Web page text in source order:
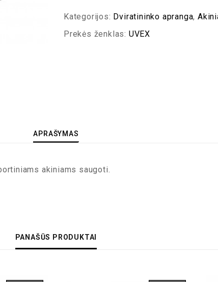
Kategorijos: Dviratininko apranga,
Prekės ženklas: UVEX
APRAŠYMAS
akiniams saugoti.
PANAŠŪS PRODUKTAI